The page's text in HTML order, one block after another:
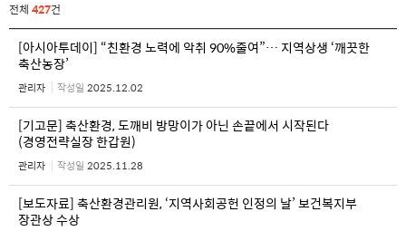
전체 427건
[아시아투데이] “친환경 노력에 악취 90%줄여”… 지역상생 ‘깨끗한
축산농장’
관리자 작성일 2025.12.02
[기고문] 축산환경, 도깨비 방망이가 아닌 손끝에서 시작된다
(경영전략실장 한갑원)
관리자 작성일 2025.11.28
[보도자료] 축산환경관리원, ‘지역사회공헌 인정의 날’ 보건복지부
장관상 수상